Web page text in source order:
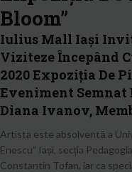
Bloom”
Iulius Mall Iași
Viziteze Începând
2020 Expoziția De
Eveniment Semnat
Diana Ivanov,
Artista este absolventă a
Enescu” Iași, secția
Constantin Tofan, iar ca